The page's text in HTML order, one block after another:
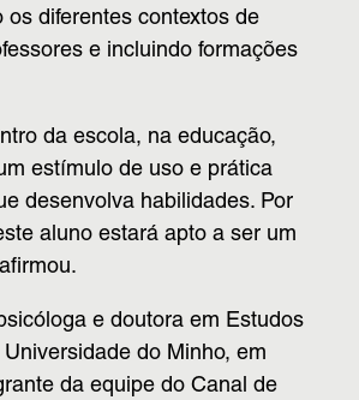
os diferentes contextos de
e incluindo formações
da escola, na educação,
estímulo de uso e prática
desenvolva habilidades. Por
aluno estará apto a ser um
e doutora em Estudos
do Minho, em
da equipe do Canal de